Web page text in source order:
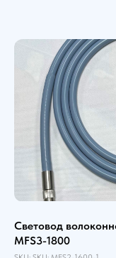
Световод
MFS3-1800